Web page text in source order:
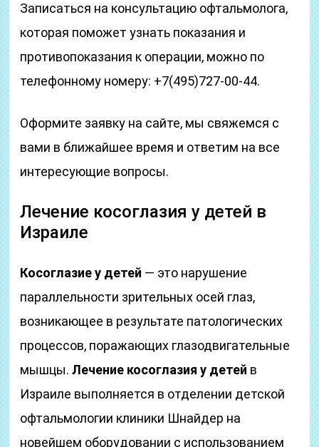
Записаться на консультацию офтальмолога,
которая поможет узнать показания и
противопоказания к операции, можно по
телефонному номеру: +7(495)727-00-44.
Оформите заявку на сайте, мы свяжемся с
вами в ближайшее время и ответим на все
интересующие вопросы.
Лечение косоглазия у детей в
Израиле
Косоглазие у детей — это нарушение
параллельности зрительных осей глаз,
возникающее в результате патологических
процессов, поражающих глазодвигательные
мышцы.Лечение косоглазия у детей в
Израиле выполняется в отделении детской
офтальмологии клиники Шнайдер на
новейшем оборудовании с использованием